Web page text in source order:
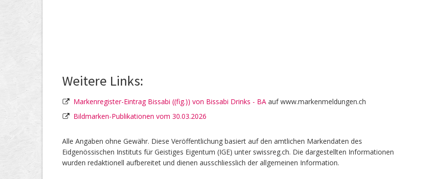
Weitere Links:
Markenregister-Eintrag Bissabi ((fig.)) von Bissabi Drinks - BA auf www.markenmeldungen.ch
Bildmarken-Publikationen vom 30.03.2026
Alle Angaben ohne Gewähr. Diese Veröffentlichung basiert auf den amtlichen Markendaten des
Eidgenössischen Instituts für Geistiges Eigentum (IGE) unter swissreg.ch. Die dargestellten Informationen
wurden redaktionell aufbereitet und dienen ausschliesslich der allgemeinen Information.